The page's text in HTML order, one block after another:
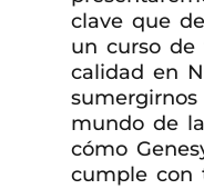
clave que
un curso de
calidad en
mundo de
cómo
cumple con